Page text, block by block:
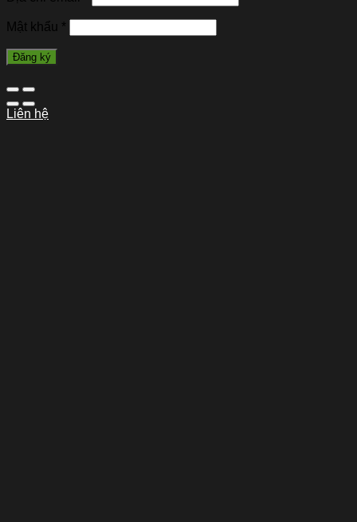
Mật khẩu *
Đăng ký
Liên hệ